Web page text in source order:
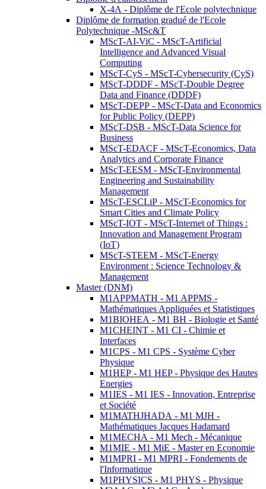
X-4A - Diplôme de l'Ecole polytechnique
Diplôme de formation gradué de l'Ecole
Polytechnique -MSc&T
MScT-AI-ViC - MScT-Artificial
Intelligence and Advanced Visual
Computing
MScT-CyS - MScT-Cybersecurity (CyS)
MScT-DDDF - MScT-Double Degree
Data and Finance (DDDF)
MScT-DEPP - MScT-Data and Economics
for Public Policy (DEPP)
MScT-DSB - MScT-Data Science for
Business
MScT-EDACF - MScT-Economics, Data
Analytics and Corporate Finance
MScT-EESM - MScT-Environmental
Engineering and Sustainability
Management
MScT-ESCLiP - MScT-Economics for
Smart Cities and Climate Policy
MScT-IOT - MScT-Internet of Things :
Innovation and Management Program
(IoT)
MScT-STEEM - MScT-Energy
Environment : Science Technology &
Management
Master (DNM)
M1APPMATH - M1 APPMS -
Mathématiques Appliquées et Statistiques
M1BIOHEA - M1 BH - Biologie et Santé
M1CHEINT - M1 CI - Chimie et
Interfaces
M1CPS - M1 CPS - Système Cyber
Physique
M1HEP - M1 HEP - Physique des Hautes
Energies
M1IES - M1 IES - Innovation, Entreprise
et Société
M1MATHJHADA - M1 MJH -
Mathématiques Jacques Hadamard
M1MECHA - M1 Mech - Mécanique
M1MIE - M1 MiE - Master en Economie
M1MPRI - M1 MPRI - Fondements de
l'Informatique
M1PHYSICS - M1 PHYS - Physique